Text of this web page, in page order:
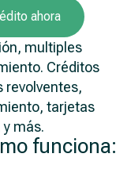
ahora
multiples
Créditos
revolventes,
tarjetas
más.
funciona: